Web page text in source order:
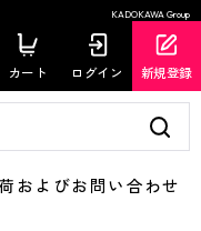
KADOKAWA Group
カート ログイン 新規登録
よびお問い合わせ